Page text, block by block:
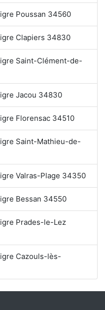
Poussan 34560
Clapiers 34830
Saint-Clément-de-
Jacou 34830
Florensac 34510
Saint-Mathieu-de-
Valras-Plage 34350
Bessan 34550
Prades-le-Lez
Cazouls-lès-